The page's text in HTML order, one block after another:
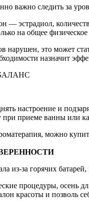
важно следить за
— эстрадиол,
на общее
нарушен, это может
назначит
настроение и
при приеме ванны или
можно
из-за горячих
процедуры, осень
красоты и позволь